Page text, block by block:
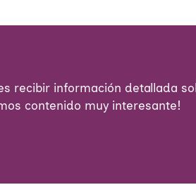
recibir información detallada
contenido muy interesante!